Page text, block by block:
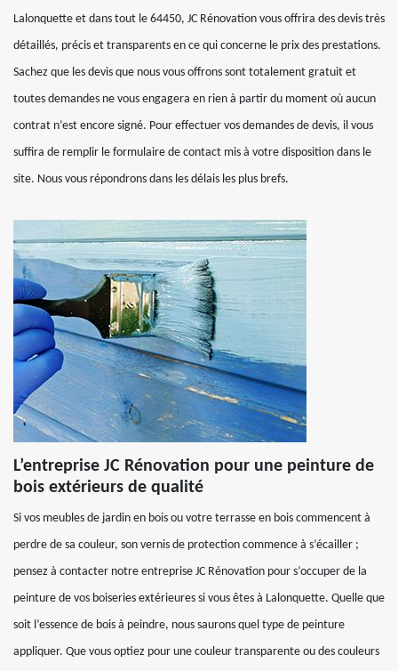
Lalonquette et dans tout le 64450, JC Rénovation vous offrira des devis très
détaillés, précis et transparents en ce qui concerne le prix des prestations.
Sachez que les devis que nous vous offrons sont totalement gratuit et
toutes demandes ne vous engagera en rien à partir du moment où aucun
contrat n’est encore signé. Pour effectuer vos demandes de devis, il vous
suffira de remplir le formulaire de contact mis à votre disposition dans le
site. Nous vous répondrons dans les délais les plus brefs.
L’entreprise JC Rénovation pour une peinture de
bois extérieurs de qualité
Si vos meubles de jardin en bois ou votre terrasse en bois commencent à
perdre de sa couleur, son vernis de protection commence à s’écailler ;
pensez à contacter notre entreprise JC Rénovation pour s’occuper de la
peinture de vos boiseries extérieures si vous êtes à Lalonquette. Quelle que
soit l’essence de bois à peindre, nous saurons quel type de peinture
appliquer. Que vous optiez pour une couleur transparente ou des couleurs